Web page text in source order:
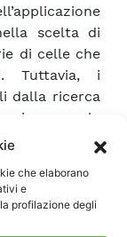
che elaborano
e
profilazione degli
scelta di
di celle che
Tuttavia, i
dalla ricerca
le
confermano
delle
di semplice